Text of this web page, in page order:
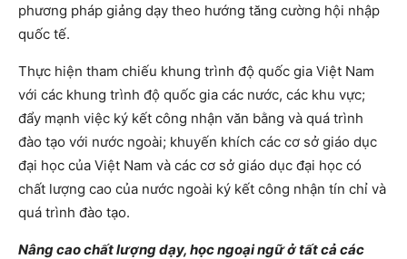
phương pháp giảng dạy theo hướng tăng cường hội nhập
quốc tế.
Thực hiện tham chiếu khung trình độ quốc gia Việt Nam
với các khung trình độ quốc gia các nước, các khu vực;
đẩy mạnh việc ký kết công nhận văn bằng và quá trình
đào tạo với nước ngoài; khuyến khích các cơ sở giáo dục
đại học của Việt Nam và các cơ sở giáo dục đại học có
chất lượng cao của nước ngoài ký kết công nhận tín chỉ và
quá trình đào tạo.
Nâng cao chất lượng dạy, học ngoại ngữ ở tất cả các